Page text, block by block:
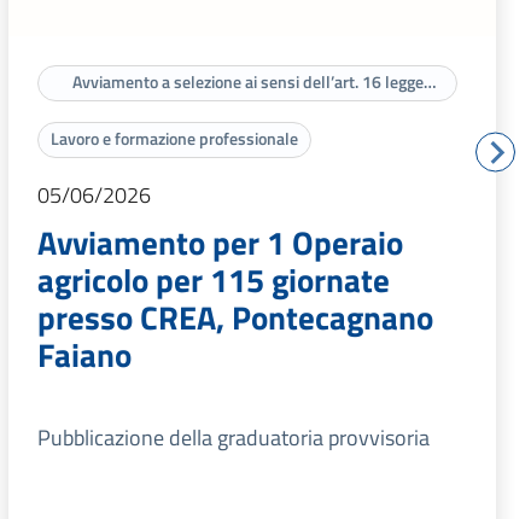
Avviamento a selezione ai sensi dell’art. 16 legge
56/87
Lavoro e formazione professionale
05/06/2026
Avviamento per 1 Operaio
agricolo per 115 giornate
presso CREA, Pontecagnano
Faiano
Pubblicazione della graduatoria provvisoria